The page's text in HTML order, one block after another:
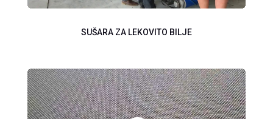
SUŠARA ZA LEKOVITO BILJE